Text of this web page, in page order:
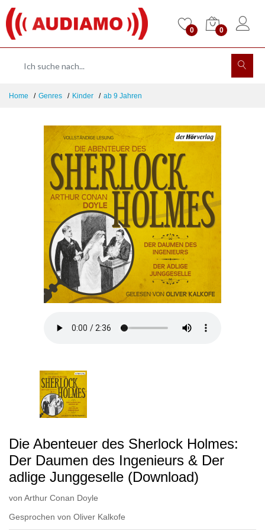
0 0
Home Genres Kinder ab 9 Jahren
Die Abenteuer des Sherlock Holmes:
Der Daumen des Ingenieurs & Der
adlige Junggeselle (Download)
von Arthur Conan Doyle
Gesprochen von Oliver Kalkofe